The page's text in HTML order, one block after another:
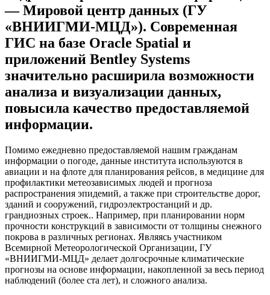
— Мировой центр данных (ГУ
«ВНИИГМИ-МЦД»). Современная
ГИС на базе Oracle Spatial и
приложений Bentley Systems
значительно расширила возможности
анализа и визуализации данных,
повысила качество предоставляемой
информации.
Помимо ежедневно предоставляемой нашим гражданам
информации о погоде, данные института используются в
авиации и на флоте для планирования рейсов, в медицине для
профилактики метеозависимых людей и прогноза
распространения эпидемий, а также при строительстве дорог,
зданий и сооружений, гидроэлектростанций и др.
грандиозных строек.. Например, при планировании норм
прочности конструкций в зависимости от толщины снежного
покрова в различных регионах. Являясь участником
Всемирной Метеорологической Организации, ГУ
«ВНИИГМИ-МЦД» делает долгосрочные климатические
прогнозы на основе информации, накопленной за весь период
наблюдений (более ста лет), и сложного анализа.